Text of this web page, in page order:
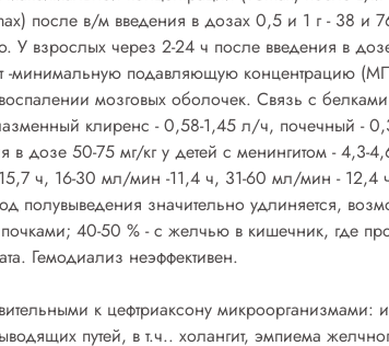
после в/м введения в дозах 0,5 и 1 г - 38 и
У взрослых через 2-24 ч после введения в
минимальную подавляющую концентрацию
мозговых оболочек. Связь с
клиренс - 0,58-1,45 л/ч, почечный -
в дозе 50-75 мг/кг у детей с менингитом -
ч, 16-30 мл/мин -11,4 ч, 31-60 мл/мин -
полувыведения значительно удлиняется,
40-50 % - с желчью в кишечник, где
Гемодиализ неэффективен.
к цефтриаксону
путей, в т.ч.. холангит, эмпиема